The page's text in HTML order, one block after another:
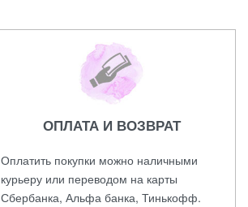
ОПЛАТА И ВОЗВРАТ
Оплатить покупки можно наличными
курьеру или переводом на карты
Сбербанка, Альфа банка, Тинькофф.